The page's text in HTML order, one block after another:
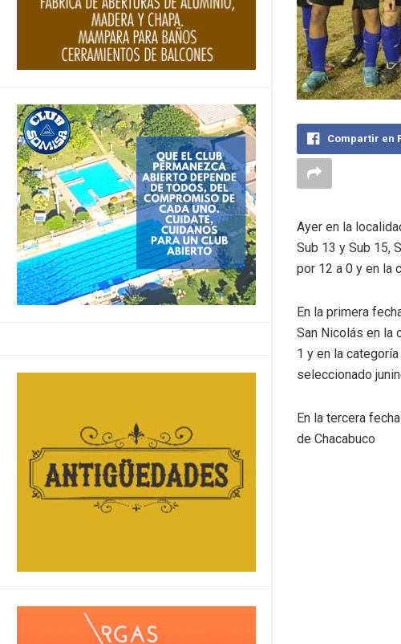
Compartir en
Ayer en la
Sub 13 y Sub 15,
por 12 a 0 y en la
En la primera
San Nicolás en la
1 y en la
seleccionado
En la tercera
de Chacabuco